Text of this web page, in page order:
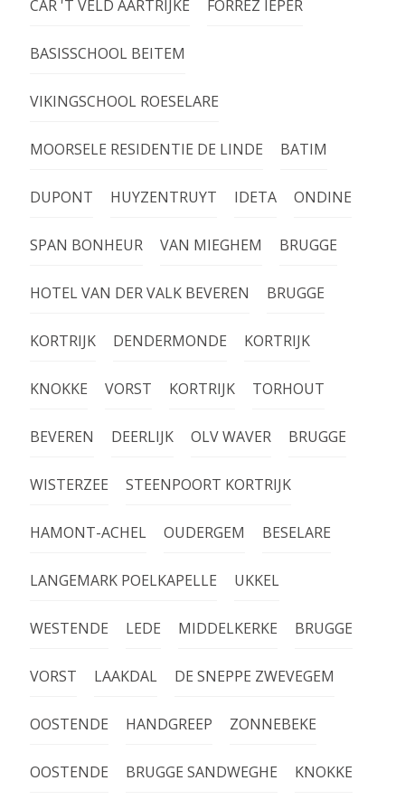
CAR 'T VELD AARTRIJKE FORREZ IEPER
BASISSCHOOL BEITEM
VIKINGSCHOOL ROESELARE
MOORSELE RESIDENTIE DE LINDE BATIM
DUPONT HUYZENTRUYT IDETA ONDINE
SPAN BONHEUR VAN MIEGHEM BRUGGE
HOTEL VAN DER VALK BEVEREN BRUGGE
KORTRIJK DENDERMONDE KORTRIJK
KNOKKE VORST KORTRIJK TORHOUT
BEVEREN DEERLIJK OLV WAVER BRUGGE
WISTERZEE STEENPOORT KORTRIJK
HAMONT-ACHEL OUDERGEM BESELARE
LANGEMARK POELKAPELLE UKKEL
WESTENDE LEDE MIDDELKERKE BRUGGE
VORST LAAKDAL DE SNEPPE ZWEVEGEM
OOSTENDE HANDGREEP ZONNEBEKE
OOSTENDE BRUGGE SANDWEGHE KNOKKE